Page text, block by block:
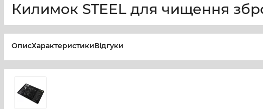
Килимок STEEL для чищення
ОписХарактеристикиВідгуки